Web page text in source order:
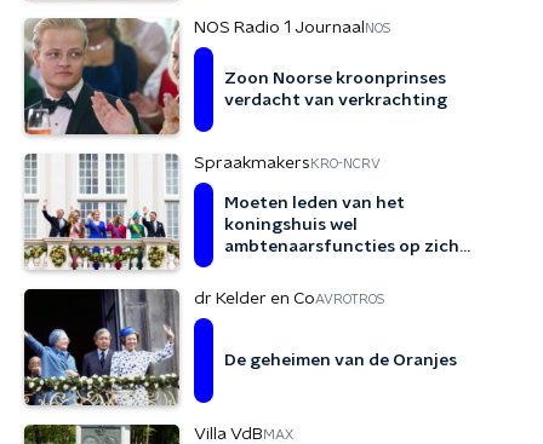
NOS Radio 1 Journaal NOS
Zoon Noorse kroonprinses
verdacht van verkrachting
Spraakmakers KRO-NCRV
Moeten leden van het
koningshuis wel
ambtenaarsfuncties op zich
moeilijkheden'
dr Kelder en CoAVROTROS
De geheimen van de Oranjes
Villa VdB MAX